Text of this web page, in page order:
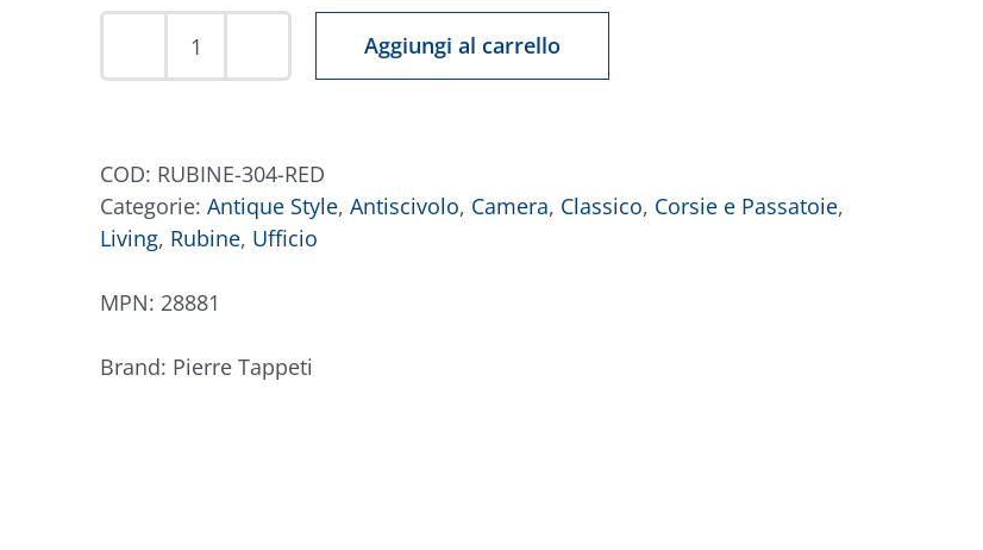
Tappeto
quantità
Aggiungi al carrello
COD: RUBINE-304-RED
Categorie: Antique Style, Antiscivolo, Camera, Classico, Corsie e Passatoie,
Living, Rubine, Ufficio
MPN: 28881
Brand: Pierre Tappeti